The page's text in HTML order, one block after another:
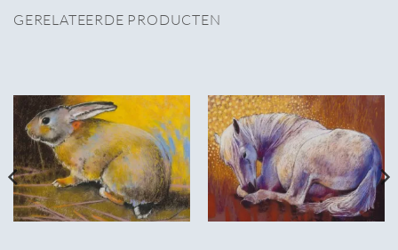
GERELATEERDE PRODUCTEN